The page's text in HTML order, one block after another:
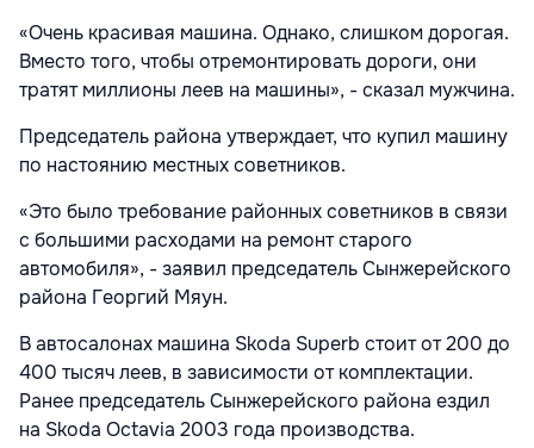
«Очень красивая машина. Однако, слишком дорогая.
Вместо того, чтобы отремонтировать дороги, они
тратят миллионы леев на машины», - сказал мужчина.
Председатель района утверждает, что купил машину
по настоянию местных советников.
«Это было требование районных советников в связи
с большими расходами на ремонт старого
автомобиля», - заявил председатель Сынжерейского
района Георгий Мяун.
В автосалонах машина Skoda Superb стоит от 200 до
400 тысяч леев, в зависимости от комплектации.
Ранее председатель Сынжерейского района ездил
на Skoda Octavia 2003 года производства.